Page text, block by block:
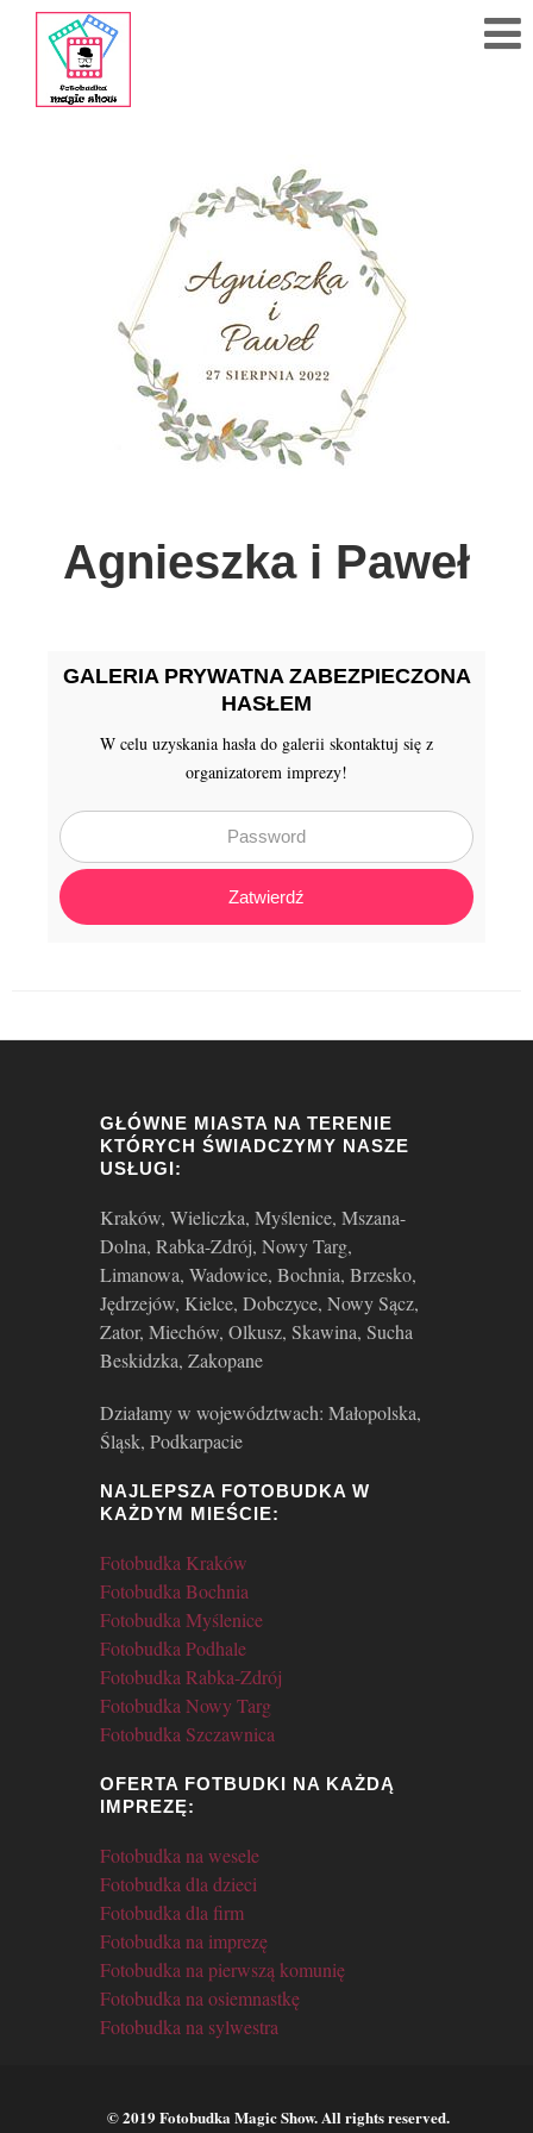
Agnieszka i Paweł
GALERIA PRYWATNA ZABEZPIECZONA
HASŁEM
W celu uzyskania hasła do galerii skontaktuj się z
organizatorem imprezy!
Zatwierdź
GŁÓWNE MIASTA NA TERENIE
KTÓRYCH ŚWIADCZYMY NASZE
USŁUGI:
Kraków, Wieliczka, Myślenice, Mszana-
Dolna, Rabka-Zdrój, Nowy Targ,
Limanowa, Wadowice, Bochnia, Brzesko,
Jędrzejów, Kielce, Dobczyce, Nowy Sącz,
Zator, Miechów, Olkusz, Skawina, Sucha
Beskidzka, Zakopane
Działamy w województwach: Małopolska,
Śląsk, Podkarpacie
NAJLEPSZA FOTOBUDKA W
KAŻDYM MIEŚCIE:
Fotobudka Kraków
Fotobudka Bochnia
Fotobudka Myślenice
Fotobudka Podhale
Fotobudka Rabka-Zdrój
Fotobudka Nowy Targ
Fotobudka Szczawnica
OFERTA FOTBUDKI NA KAŻDĄ
IMPREZĘ:
Fotobudka na wesele
Fotobudka dla dzieci
Fotobudka dla firm
Fotobudka na imprezę
Fotobudka na pierwszą komunię
Fotobudka na osiemnastkę
Fotobudka na sylwestra
© 2019 Fotobudka Magic Show. All rights reserved.
Galeria